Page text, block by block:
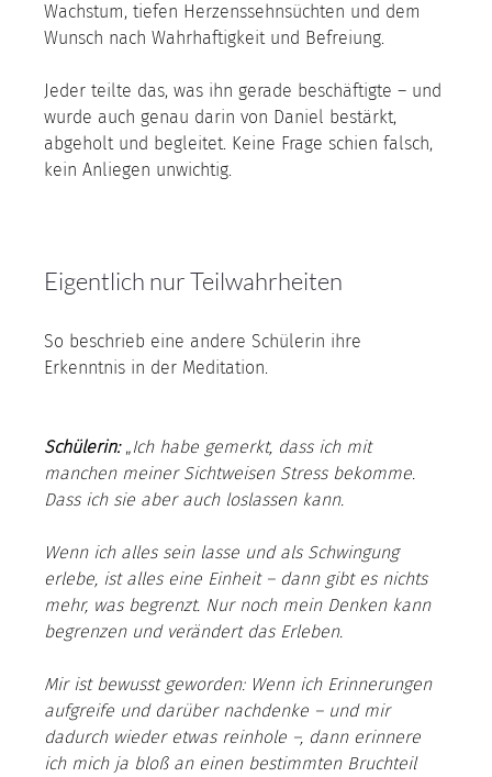
Wachstum, tiefen Herzenssehnsüchten und dem
Wunsch nach Wahrhaftigkeit und Befreiung.
Jeder teilte das, was ihn gerade beschäftigte – und
wurde auch genau darin von Daniel bestärkt,
abgeholt und begleitet. Keine Frage schien falsch,
kein Anliegen unwichtig.
Eigentlich nur Teilwahrheiten
So beschrieb eine andere Schülerin ihre
Erkenntnis in der Meditation.
Schülerin: „Ich habe gemerkt, dass ich mit
manchen meiner Sichtweisen Stress bekomme.
Dass ich sie aber auch loslassen kann.
Wenn ich alles sein lasse und als Schwingung
erlebe, ist alles eine Einheit – dann gibt es nichts
mehr, was begrenzt. Nur noch mein Denken kann
begrenzen und verändert das Erleben.
Mir ist bewusst geworden: Wenn ich Erinnerungen
aufgreife und darüber nachdenke – und mir
dadurch wieder etwas reinhole –, dann erinnere
ich mich ja bloß an einen bestimmten Bruchteil